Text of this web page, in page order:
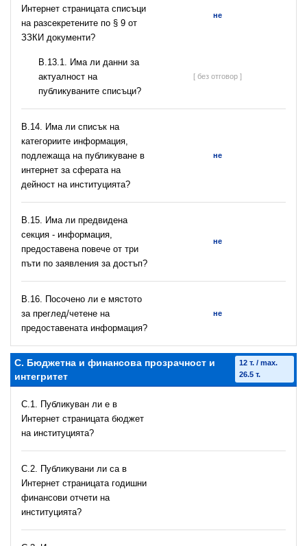
Интернет страницата списъци
на разсекретените по § 9 от
ЗЗКИ документи?
не
В.13.1. Има ли данни за
актуалност на
публикуваните списъци?
[ без отговор ]
В.14. Има ли списък на
категориите информация,
подлежаща на публикуване в
интернет за сферата на
дейност на институцията?
не
В.15. Има ли предвидена
секция - информация,
предоставена повече от три
пъти по заявления за достъп?
не
В.16. Посочено ли е мястото
за преглед/четене на
предоставената информация?
не
C. Бюджетна и финансова прозрачност и
интегритет
12 т. / max.
26.5 т.
C.1. Публикуван ли е в
Интернет страницата бюджет
на институцията?
C.2. Публикувани ли са в
Интернет страницата годишни
финансови отчети на
институцията?